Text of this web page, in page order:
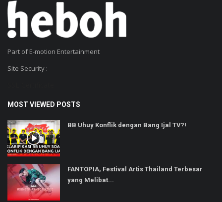
Part of E-motion Entertainment
Site Security :
MOST VIEWED POSTS
BB Uhuy Konflik dengan Bang Ijal TV?!
FANTOPIA, Festival Artis Thailand Terbesar
yang Melibat...